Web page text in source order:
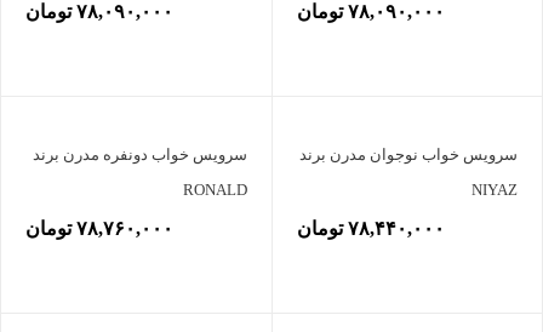
۷۸,۰۹۰,۰۰۰ تومان ۷۸,۰۹۰,۰۰۰ تومان
سرویس خواب نوجوان مدرن برند
NIYAZ
۷۸,۴۴۰,۰۰۰ تومان
سرویس خواب دونفره مدرن برند
RONALD
۷۸,۷۶۰,۰۰۰ تومان